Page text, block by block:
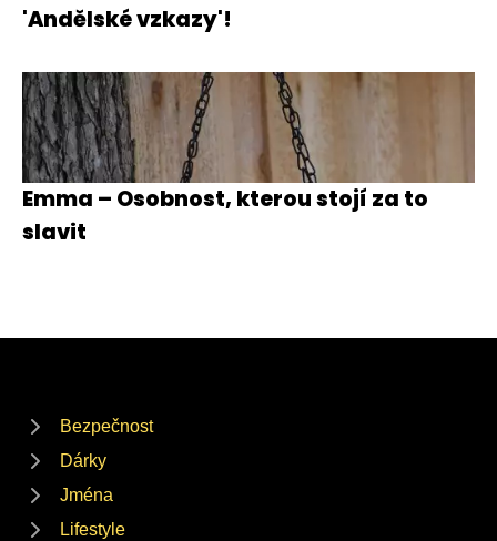
'Andělské vzkazy'!
Emma – Osobnost, kterou stojí za to
slavit
Bezpečnost
Dárky
Jména
Lifestyle